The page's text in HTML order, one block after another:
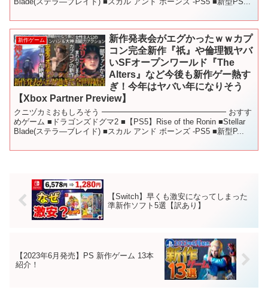
新作ゲーム
新作発表会がエグかったｗｗカプ
コン完全新作『祇』や倫理観ヤバ
いSFオープンワールド『The
Alters』など今後も新作ゲー熱す
ぎ！今年はヤバい年になりそう
【Xbox Partner Preview】
クニヅカミおもしろそう ━━━━━━━━━━━━━━━━ おすす
めゲーム ■ドラゴンズドグマ2 ■【PS5】Rise of the Ronin ■Stellar
Blade(ステラ―ブレイド) ■スカル アンド ボーンズ -PS5 ■新型P...
【Switch】早くも激安になってしまった
準新作ソフト5選【訳あり】
【2023年6月発売】PS 新作ゲーム 13本
紹介！